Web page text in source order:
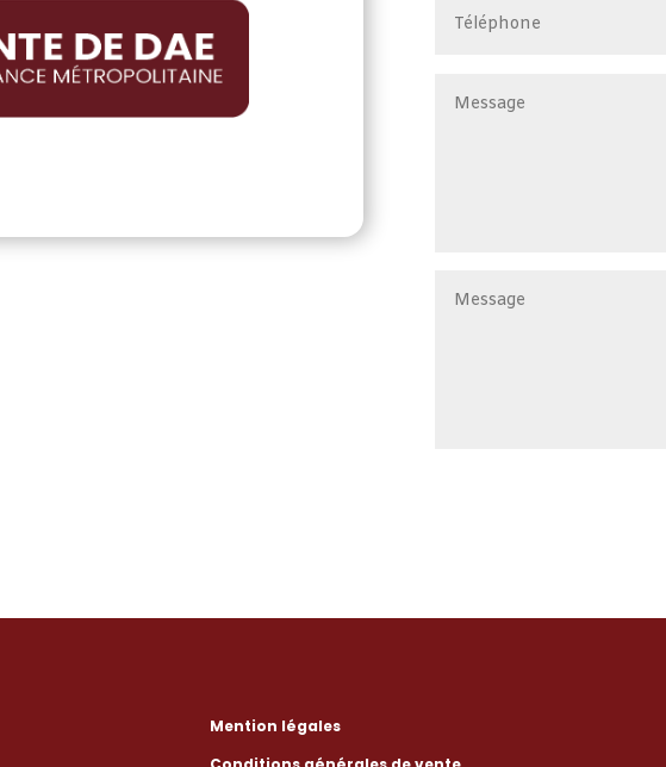
Mention légales